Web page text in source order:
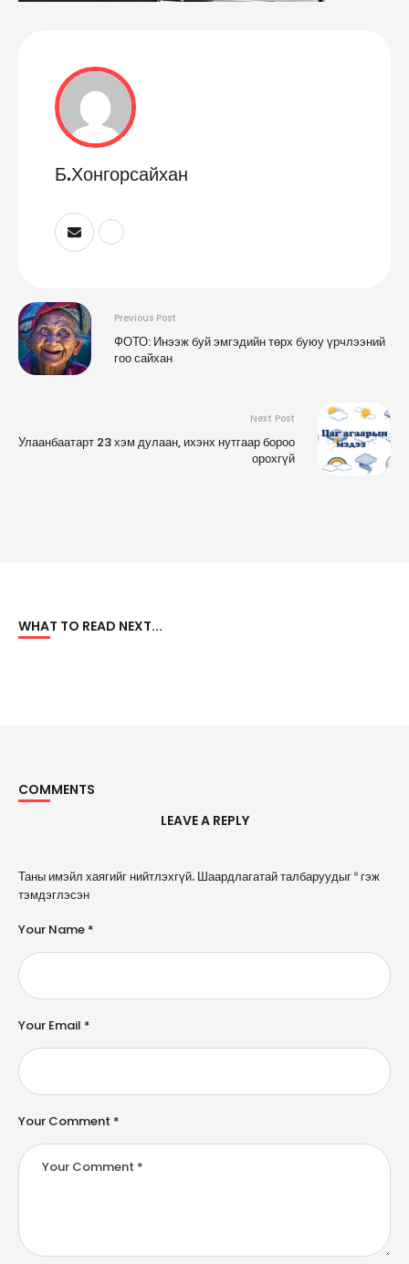
Б.Хонгорсайхан
Previous Post
ФОТО: Инээж буй эмгэдийн төрх буюу үрчлээний
гоо сайхан
Next Post
Улаанбаатарт 23 хэм дулаан, ихэнх нутгаар бороо
орохгүй
WHAT TO READ NEXT...
COMMENTS
LEAVE A REPLY
Таны имэйл хаягийг нийтлэхгүй. Шаардлагатай талбаруудыг*гэж
тэмдэглэсэн
Your Comment *
Your Name *
Your Email *
A
l
e
n
a
ti
e